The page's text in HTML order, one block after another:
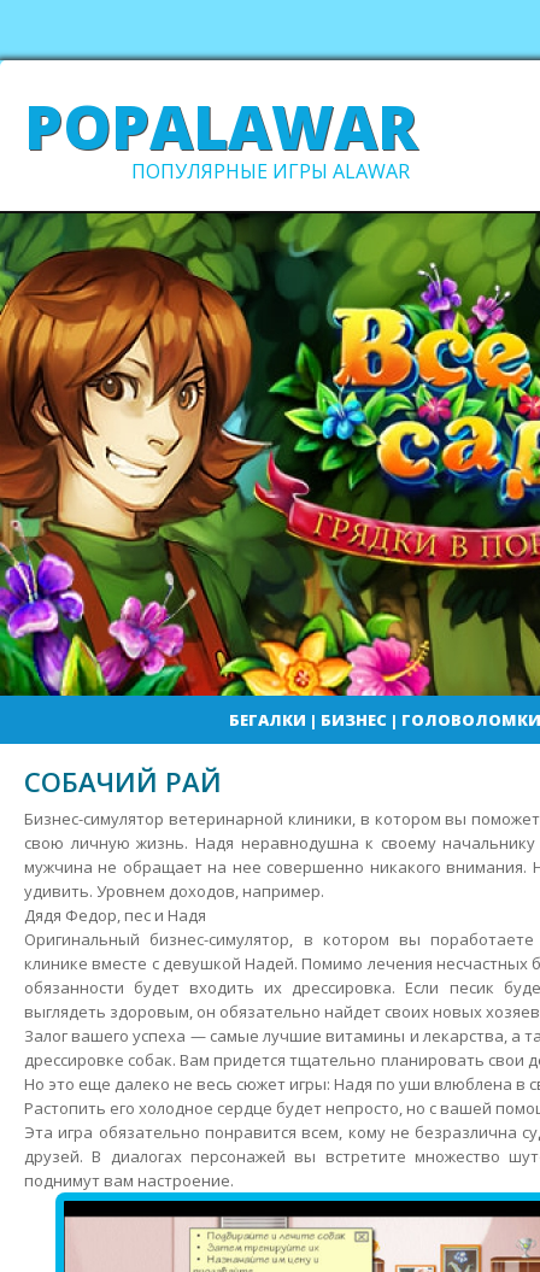
POPALAWAR
ПОПУЛЯРНЫЕ ИГРЫ ALAWAR
БЕГАЛКИ | БИЗНЕС| ГОЛОВОЛОМКИ
СОБАЧИЙ РАЙ
Бизнес-симулятор ветеринарной клиники, в котором вы
свою личную жизнь. Надя неравнодушна к своему
мужчина не обращает на нее совершенно никакого внимания.
удивить. Уровнем доходов, например.
Дядя Федор, пес и Надя
Оригинальный бизнес-симулятор, в котором вы
клинике вместе с девушкой Надей. Помимо лечения
обязанности будет входить их дрессировка. Если песик
выглядеть здоровым, он обязательно найдет своих новых
Залог вашего успеха — самые лучшие витамины и лекарства, а
дрессировке собак. Вам придется тщательно планировать свои
Но это еще далеко не весь сюжет игры: Надя по уши влюблена в
Растопить его холодное сердце будет непросто, но с вашей
Эта игра обязательно понравится всем, кому не безразлична
друзей. В диалогах персонажей вы встретите множество
поднимут вам настроение.